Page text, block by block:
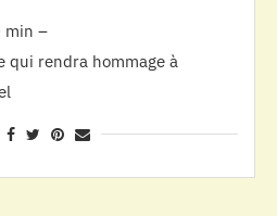
min –
qui rendra hommage à